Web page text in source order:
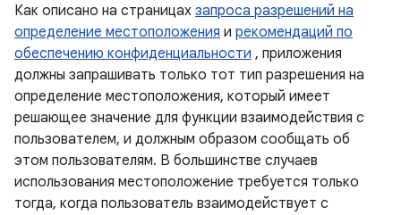
Как описано на страницах запроса разрешений на
определение местоположения и рекомендаций по
обеспечению конфиденциальности , приложения
должны запрашивать только тот тип разрешения на
определение местоположения, который имеет
решающее значение для функции взаимодействия с
пользователем, и должным образом сообщать об
этом пользователям. В большинстве случаев
использования местоположение требуется только
тогда, когда пользователь взаимодействует с